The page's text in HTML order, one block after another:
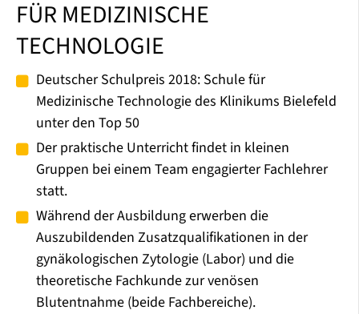
FÜR MEDIZINISCHE
TECHNOLOGIE
Deutscher Schulpreis 2018: Schule für
Medizinische Technologie des Klinikums Bielefeld
unter den Top 50
Der praktische Unterricht findet in kleinen
Gruppen bei einem Team engagierter Fachlehrer
statt.
Während der Ausbildung erwerben die
Auszubildenden Zusatzqualifikationen in der
gynäkologischen Zytologie (Labor) und die
theoretische Fachkunde zur venösen
Blutentnahme (beide Fachbereiche).